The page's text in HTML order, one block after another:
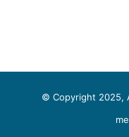
© Copyright 2025,